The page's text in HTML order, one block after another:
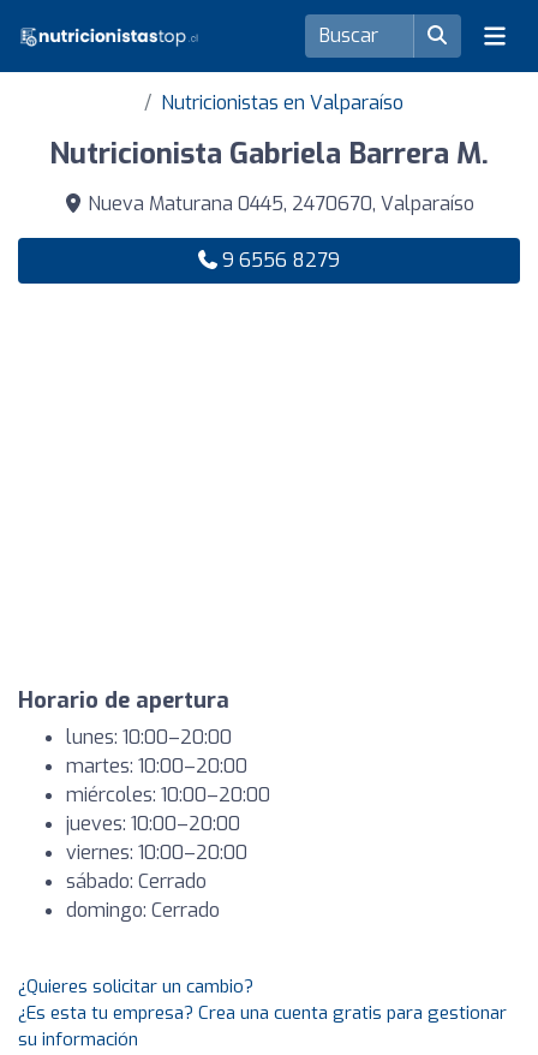
Nutricionistas en Valparaíso
Nutricionista Gabriela Barrera M.
Nueva Maturana 0445, 2470670, Valparaíso
9 6556 8279
Horario de apertura
lunes: 10:00–20:00
martes: 10:00–20:00
miércoles: 10:00–20:00
jueves: 10:00–20:00
viernes: 10:00–20:00
sábado: Cerrado
domingo: Cerrado
¿Quieres solicitar un cambio?
¿Es esta tu empresa? Crea una cuenta gratis para gestionar
su información